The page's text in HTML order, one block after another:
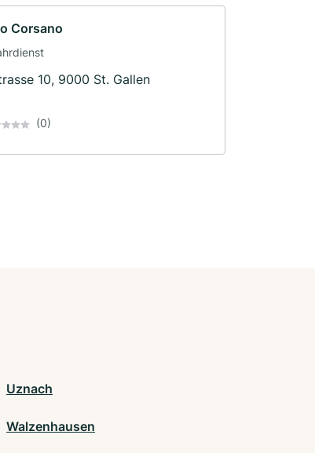
Corsano
10, 9000 St. Gallen
(0)
Uznach
Walzenhausen